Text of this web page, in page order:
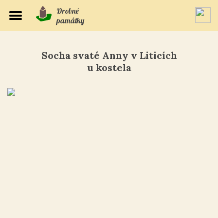
Drobné
památky
Socha svaté Anny v Liticích
u kostela